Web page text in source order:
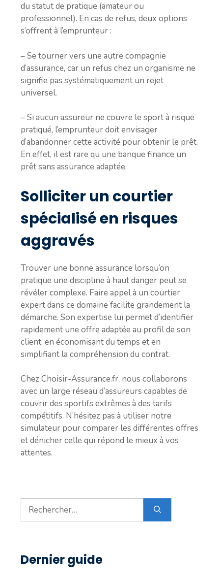
du statut de pratique (amateur ou
professionnel). En cas de refus, deux options
s’offrent à l’emprunteur :
– Se tourner vers une autre compagnie
d’assurance, car un refus chez un organisme ne
signifie pas systématiquement un rejet
universel.
– Si aucun assureur ne couvre le sport à risque
pratiqué, l’emprunteur doit envisager
d’abandonner cette activité pour obtenir le prêt.
En effet, il est rare qu une banque finance un
prêt sans assurance adaptée.
Solliciter un courtier
spécialisé en risques
aggravés
Trouver une bonne assurance lorsqu’on
pratique une discipline à haut danger peut se
révéler complexe. Faire appel à un courtier
expert dans ce domaine facilite grandement la
démarche. Son expertise lui permet d’identifier
rapidement une offre adaptée au profil de son
client, en économisant du temps et en
simplifiant la compréhension du contrat.
Chez Choisir-Assurance.fr, nous collaborons
avec un large réseau d’assureurs capables de
couvrir des sportifs extrêmes à des tarifs
compétitifs. N’hésitez pas à utiliser notre
simulateur pour comparer les différentes offres
et dénicher celle qui répond le mieux à vos
attentes.
Rechercher :
Dernier guide